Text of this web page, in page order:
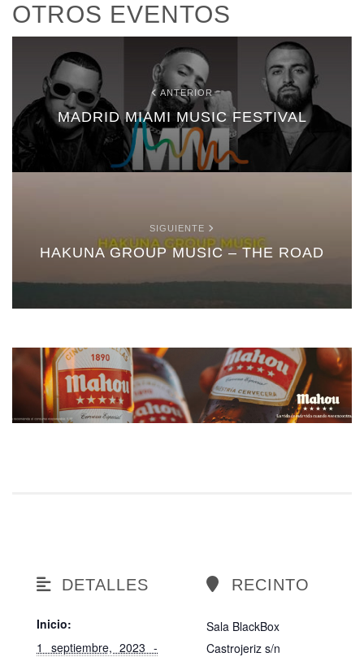
OTROS EVENTOS
ANTERIOR
MADRID MIAMI MUSIC FESTIVAL
SIGUIENTE
HAKUNA GROUP MUSIC – THE ROAD
DETALLES
Inicio:
1 septiembre, 2023 -
RECINTO
Sala BlackBox
Castrojeriz s/n